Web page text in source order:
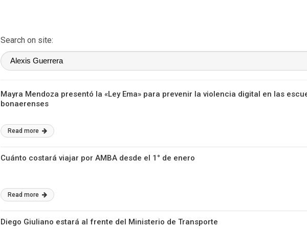
Search on site:
Mayra Mendoza presentó la «Ley Ema» para prevenir la violencia digital en las
bonaerenses
Read more
Cuánto costará viajar por AMBA desde el 1° de enero
Read more
Diego Giuliano estará al frente del Ministerio de Transporte